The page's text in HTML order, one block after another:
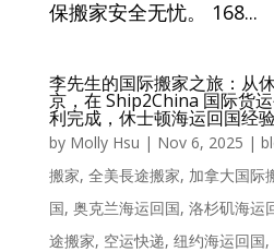
保搬家安全无忧。 168...
李先生的国际搬家之旅：从
京，在 Ship2China 国际货
利完成，休士顿海运回国经
by Molly Hsu | Nov 6, 2025 |
搬家, 全美長途搬家, 加拿大国际
国, 奥克兰海运回国, 洛杉矶海运
途搬家, 空运快递, 纽约海运回国,